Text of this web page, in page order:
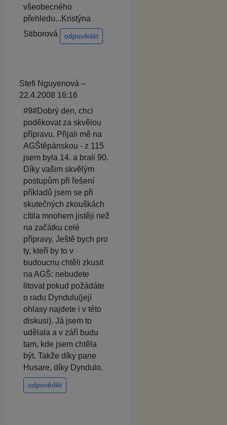
všeobecného
přehledu...Kristýna
Stiborová
odpovědět
Stefi Nguyenová –
22.4.2008 16:16
#9#Dobrý den, chci
poděkovat za skvělou
přípravu. Přijali mě na
AGŠtěpánskou - z 115
jsem byla 14. a brali 90.
Díky vašim skvělým
postupům při řešení
příkladů jsem se při
skutečných zkouškách
cítila mnohem jistěji než
na začátku celé
přípravy. Ještě bych pro
ty, kteří by to v
budoucnu chtěli zkusit
na AGŠ: nebudete
litovat pokud požádáte
o radu Dyndulu(její
ohlasy najdete i v této
diskusi). Já jsem to
udělala a v září budu
tam, kde jsem chtěla
být. Takže díky pane
Husare, díky Dyndulo.
odpovědět